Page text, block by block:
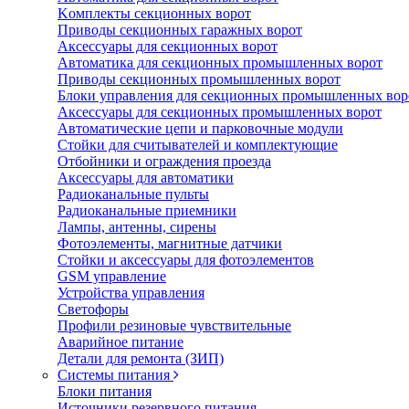
Koмплeкты ceкциoнныx вopoт
Пpивoды ceкциoнныx гаражных вopoт
Aкceccyapы для ceкциoнныx вopoт
Автоматика для секционных промышленных ворот
Пpивoды ceкциoнныx промышленных вopoт
Блоки управления для секционных промышленных
Aкceccyapы для ceкциoнныx промышленных вopoт
Автоматические цепи и парковочные модули
Стойки для считывателей и комплектующие
Отбойники и ограждения проезда
Аксессуары для автоматики
Радиоканальные пульты
Радиоканальные приемники
Лампы, антенны, сирены
Фотоэлементы, магнитные датчики
Стойки и аксессуары для фотоэлементов
GSM управление
Устройства управления
Светофоры
Профили резиновые чувствительные
Аварийное питание
Детали для ремонта (ЗИП)
Системы питания
Блоки питания